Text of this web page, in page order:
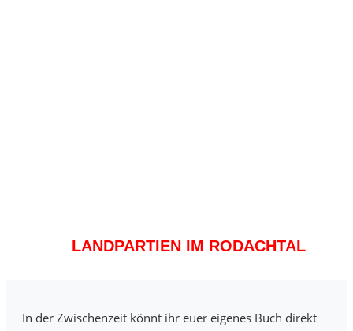
LANDPARTIEN IM RODACHTAL
In der Zwischenzeit könnt ihr euer eigenes Buch direkt